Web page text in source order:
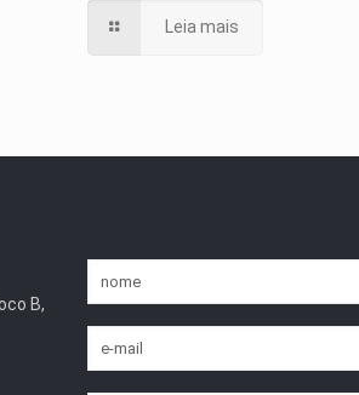
Leia mais
B,